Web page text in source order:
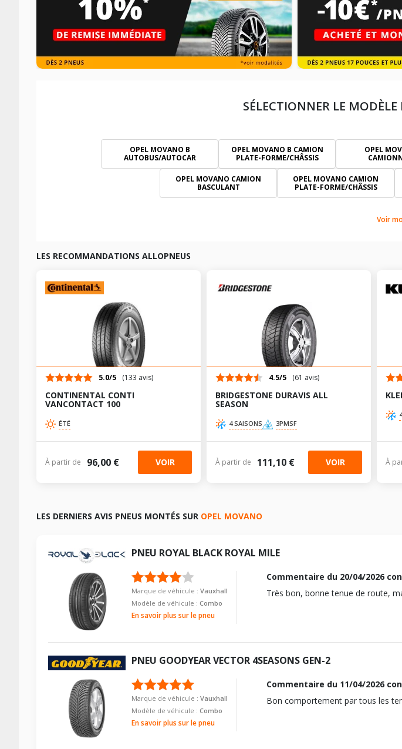
SÉLECTIONNER LE MODÈLE
OPEL MOVANO B
AUTOBUS/AUTOCAR
OPEL MOVANO B CAMION
PLATE-FORME/CHÂSSIS
OPEL
OPEL MOVANO CAMION
BASCULANT
OPEL MOVANO CAMION
PLATE-FORME/CHÂSSIS
Voir
LES RECOMMANDATIONS ALLOPNEUS
5.0/5 (133 avis)
CONTINENTAL CONTI
VANCONTACT 100
ÉTÉ
À partir de 96,00 € VOIR
4.5/5 (61 avis)
BRIDGESTONE DURAVIS ALL
SEASON
4 SAISONS 3PMSF
À partir de 111,10 € VOIR À
LES DERNIERS AVIS PNEUS MONTÉS SUR OPEL MOVANO
PNEU ROYAL BLACK ROYAL MILE
Marque de véhicule : Vauxhall
Modèle de véhicule : Combo
En savoir plus sur le pneu
Commentaire du 20/04/2026
Très bon, bonne tenue de route,
PNEU GOODYEARVECTOR 4SEASONS GEN-2
Marque de véhicule : Vauxhall
Modèle de véhicule : Combo
En savoir plus sur le pneu
Commentaire du 11/04/2026
Bon comportement par tous les